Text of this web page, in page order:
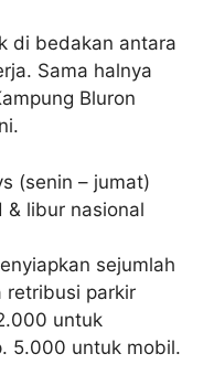
di bedakan antara
Sama halnya
Bluron
(senin – jumat)
& libur nasional
sejumlah
retribusi parkir
untuk
5.000 untuk mobil.